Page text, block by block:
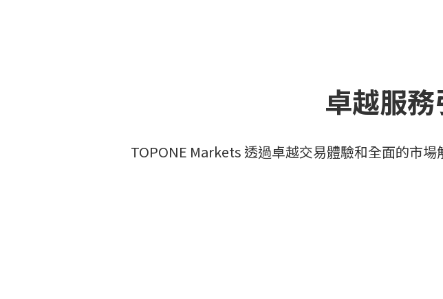
卓越服
TOPONE Markets 透過卓越交易體驗和全面的市